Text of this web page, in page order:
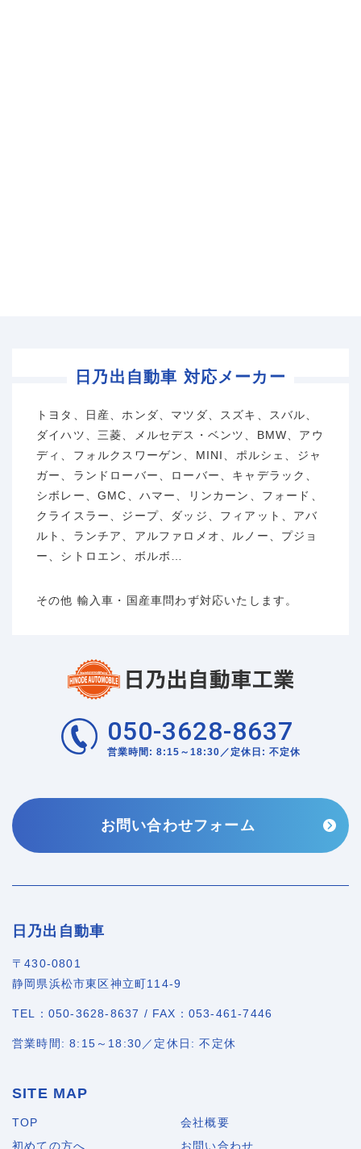
日乃出自動車 対応メーカー
トヨタ、日産、ホンダ、マツダ、スズキ、スバル、
ダイハツ、三菱、メルセデス・ベンツ、BMW、アウ
ディ、フォルクスワーゲン、MINI、ポルシェ、ジャ
ガー、ランドローバー、ローバー、キャデラック、
シボレー、GMC、ハマー、リンカーン、フォード、
クライスラー、ジープ、ダッジ、フィアット、アバ
ルト、ランチア、アルファロメオ、ルノー、プジョ
ー、シトロエン、ボルボ…
その他 輸入車・国産車問わず対応いたします。
050-3628-8637
営業時間: 8:15～18:30／定休日: 不定休
お問い合わせフォーム
日乃出自動車
〒430-0801
静岡県浜松市東区神立町114-9
TEL：050-3628-8637 / FAX：053-461-7446
営業時間: 8:15～18:30／定休日: 不定休
SITE MAP
TOP
会社概要
初めての方へ
お問い合わせ